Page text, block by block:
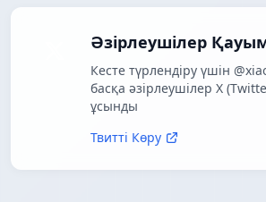
Әзірлеушілер
Кесте түрлендіру үшін
басқа әзірлеушілер X
ұсынды
Твитті Көру